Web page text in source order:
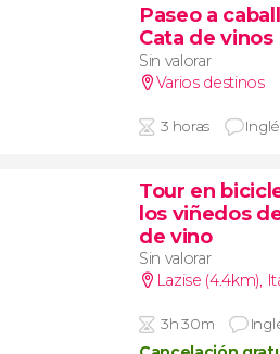
Paseo a
Cata de vinos
Sin valorar
Varios destinos
3 horas
Tour en
los viñedos
de vino
Sin valorar
Lazise (4.4km),
3h 30m